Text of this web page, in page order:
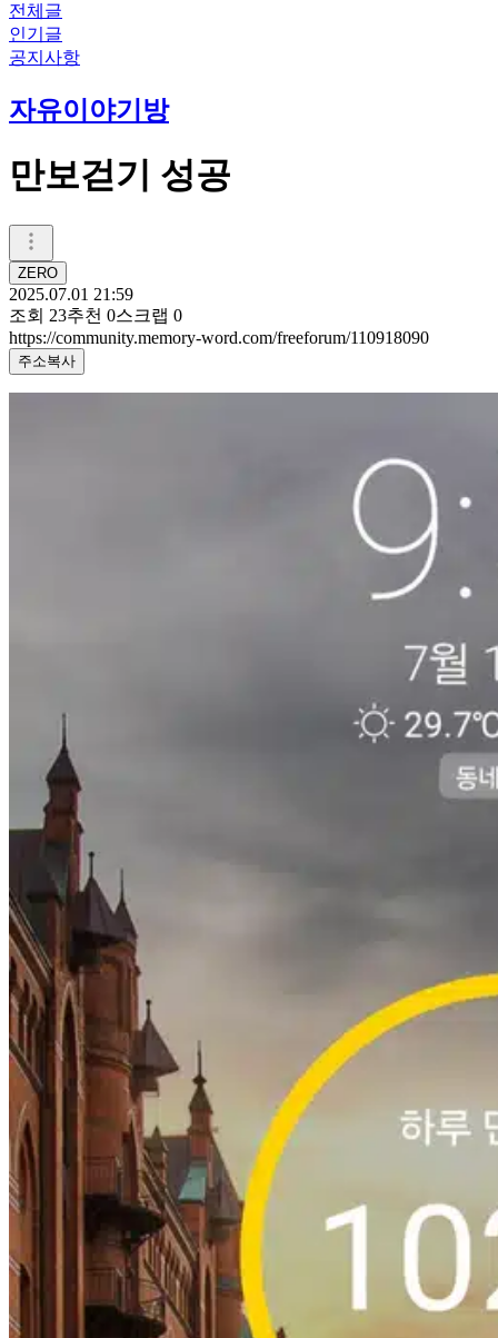
전체글
인기글
공지사항
자유이야기방
만보걷기 성공
ZERO
2025.07.01 21:59
조회 23추천 0스크랩 0
https://community.memory-word.com/freeforum/110918090
주소복사